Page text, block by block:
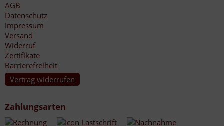
AGB
Datenschutz
Impressum
Versand
Widerruf
Zertifikate
Barrierefreiheit
Vertrag widerrufen
Zahlungsarten